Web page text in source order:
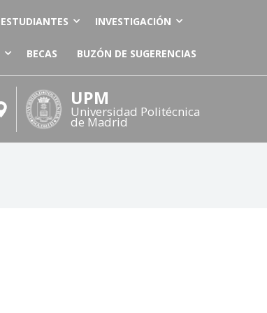
ESTUDIANTES INVESTIGACIÓN
BECAS BUZÓN DE SUGERENCIAS
UPM
Universidad Politécnica
de Madrid